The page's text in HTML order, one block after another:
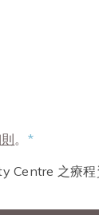
。 *
之療程